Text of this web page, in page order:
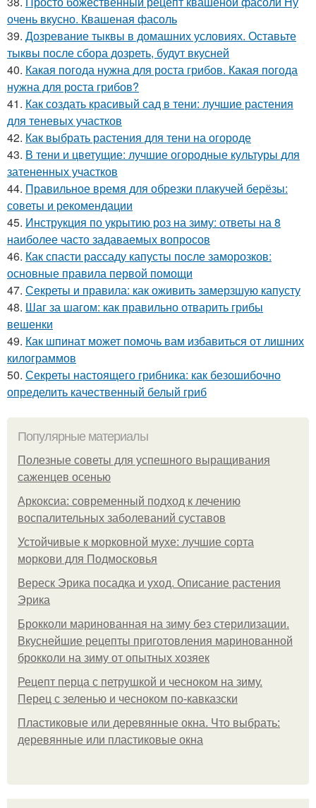
очень вкусно. Квашеная фасоль
39. Дозревание тыквы в домашних условиях. Оставьте
тыквы после сбора дозреть, будут вкусней
40. Какая погода нужна для роста грибов. Какая погода
нужна для роста грибов?
41. Как создать красивый сад в тени: лучшие растения
для теневых участков
42. Как выбрать растения для тени на огороде
43. В тени и цветущие: лучшие огородные культуры для
затененных участков
44. Правильное время для обрезки плакучей берёзы:
советы и рекомендации
45. Инструкция по укрытию роз на зиму: ответы на 8
наиболее часто задаваемых вопросов
46. Как спасти рассаду капусты после заморозков:
основные правила первой помощи
47. Секреты и правила: как оживить замерзшую капусту
48. Шаг за шагом: как правильно отварить грибы
вешенки
49. Как шпинат может помочь вам избавиться от лишних
килограммов
50. Секреты настоящего грибника: как безошибочно
определить качественный белый гриб
Популярные материалы
Полезные советы для успешного выращивания
саженцев осенью
Аркоксиа: современный подход к лечению
воспалительных заболеваний суставов
Устойчивые к морковной мухе: лучшие сорта
моркови для Подмосковья
Вереск Эрика посадка и уход. Описание растения
Эрика
Брокколи маринованная на зиму без стерилизации.
Вкуснейшие рецепты приготовления маринованной
брокколи на зиму от опытных хозяек
Рецепт перца с петрушкой и чесноком на зиму.
Перец с зеленью и чесноком по-кавказски
Пластиковые или деревянные окна. Что выбрать:
деревянные или пластиковые окна